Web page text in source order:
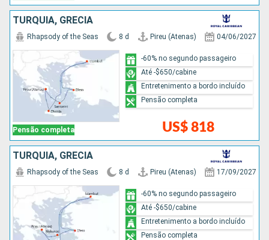
TURQUIA, GRÉCIA
Pensão completa
Rhapsody of the Seas 8 d Pireu (Atenas) 04/06/2027
US$ 818
-60% no segundo passageiro
Até -$650/cabine
Entretenimento a bordo incluído
Pensão completa
TURQUIA, GRÉCIA
Rhapsody of the Seas 8 d Pireu (Atenas) 17/09/2027
-60% no segundo passageiro
Até -$650/cabine
Entretenimento a bordo incluído
Pensão completa